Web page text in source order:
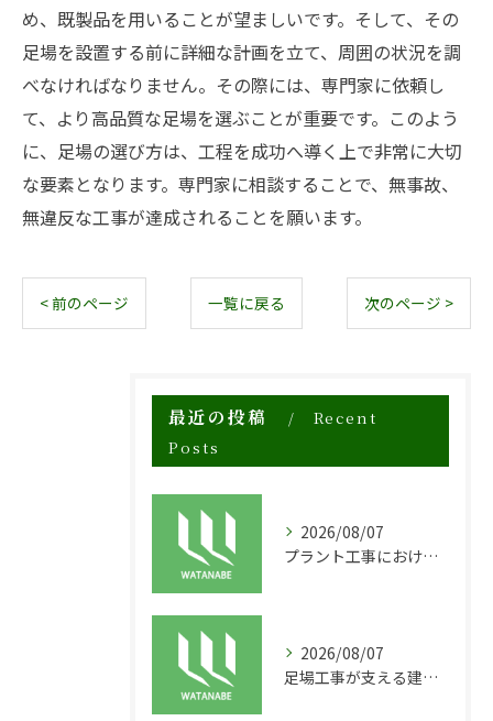
め、既製品を用いることが望ましいです。そして、その
足場を設置する前に詳細な計画を立て、周囲の状況を調
べなければなりません。その際には、専門家に依頼し
て、より高品質な足場を選ぶことが重要です。このよう
に、足場の選び方は、工程を成功へ導く上で非常に大切
な要素となります。専門家に相談することで、無事故、
無違反な工事が達成されることを願います。
< 前のページ 一覧に戻る 次のページ >
最近の投稿
Recent
Posts
2026/08/07
プラント工事における足場工事の安全対策と施工の重要性
2026/08/07
足場工事が支える建物の長寿命化と外装塗装の重要性